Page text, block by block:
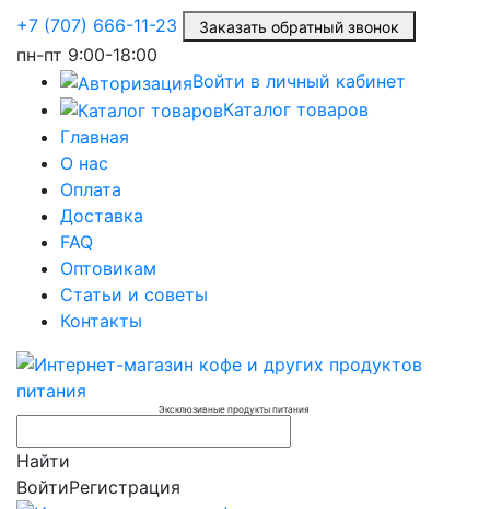
+7 (707) 666-11-23 Заказать обратный звонок
пн-пт 9:00-18:00
Войти в личный кабинет
Каталог товаров
Главная
О нас
Оплата
Доставка
FAQ
Оптовикам
Статьи и советы
Контакты
Эксклюзивные продукты питания
Найти
ВойтиРегистрация